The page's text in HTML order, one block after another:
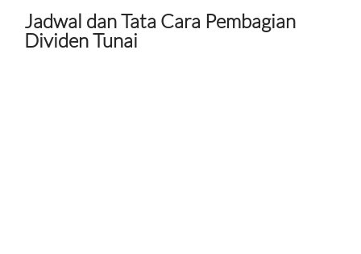
Jadwal dan Tata Cara Pembagian
Dividen Tunai